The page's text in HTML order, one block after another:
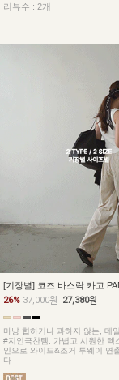
리뷰수 : 2개
[기장별] 코즈 바스락 카고
26% 37,000원 27,380원
마냥 힙하거나 과하지 않는, 데
#지인극찬템. 가볍고 시원한 텍
인으로 와이드&조거 투웨이 연
다